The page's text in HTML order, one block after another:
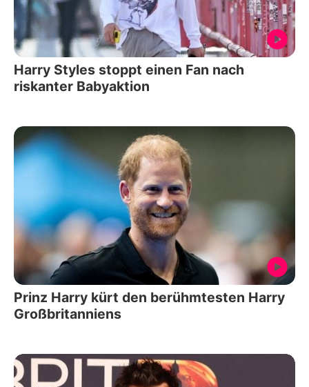
Harry Styles stoppt einen Fan nach
riskanter Babyaktion
Prinz Harry kürt den berühmtesten Harry
Großbritanniens